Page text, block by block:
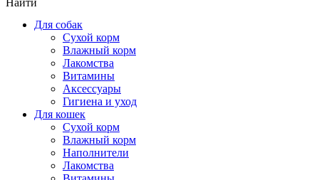
Найти
Для собак
Сухой корм
Влажный корм
Лакомства
Витамины
Аксессуары
Гигиена и уход
Для кошек
Сухой корм
Влажный корм
Наполнители
Лакомства